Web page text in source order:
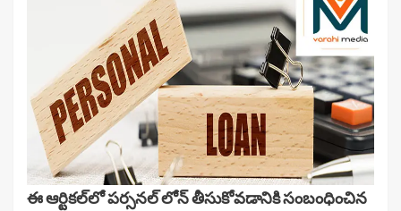
ఈ ఆర్టికల్‌లో పర్సనల్ లోన్ తీసుకోవడానికి సంబంధించిన